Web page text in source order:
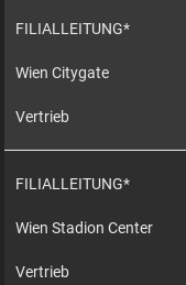
FILIALLEITUNG*
Wien Citygate
Vertrieb
FILIALLEITUNG*
Wien Stadion Center
Vertrieb